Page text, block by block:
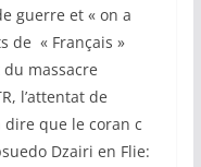
guerre et « on a
de « Français »
massacre
l’attentat de
dire que le coran c
Dzairi en Flie: